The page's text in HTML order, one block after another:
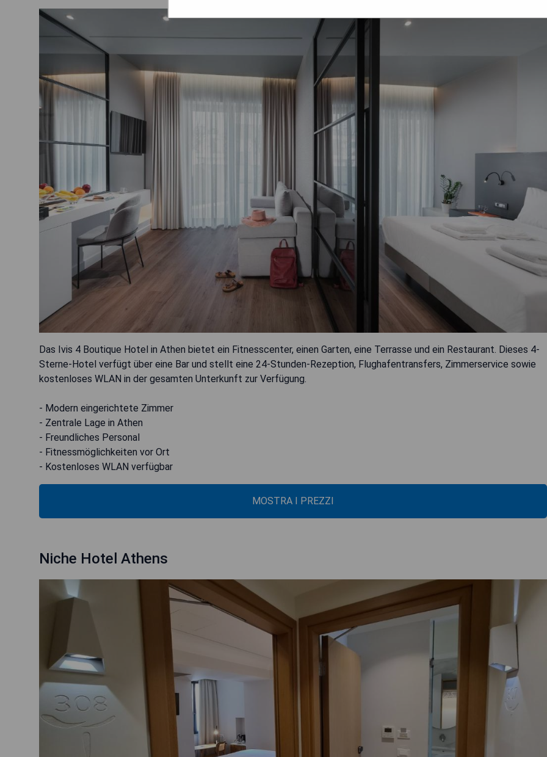
Das Ivis 4 Boutique Hotel in Athen bietet ein Fitnesscenter, einen Garten, eine Terrasse und ein Restaurant. Dieses 4-
Sterne-Hotel verfügt über eine Bar und stellt eine 24-Stunden-Rezeption, Flughafentransfers, Zimmerservice sowie
kostenloses WLAN in der gesamten Unterkunft zur Verfügung.
- Modern eingerichtete Zimmer
- Zentrale Lage in Athen
- Freundliches Personal
- Fitnessmöglichkeiten vor Ort
- Kostenloses WLAN verfügbar
MOSTRA I PREZZI
Niche Hotel Athens